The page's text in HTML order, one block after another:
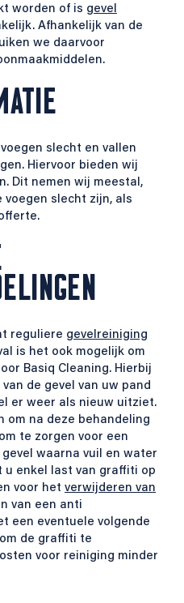
worden of is gevel
Afhankelijk van de
we daarvoor
slecht en vallen
Hiervoor bieden wij
Dit nemen wij meestal,
slecht zijn, als
reguliere gevelreiniging
is het ook mogelijk om
Basiq Cleaning. Hierbij
de gevel van uw pand
er weer als nieuw uitziet.
om na deze behandeling
om te zorgen voor een
waarna vuil en water
u enkel last van graffiti op
voor het verwijderen van
van een anti
een eventuele volgende
de graffiti te
voor reiniging minder